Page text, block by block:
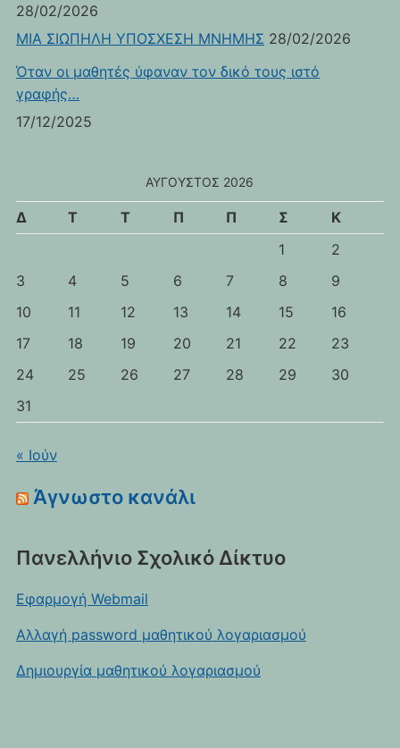
28/02/2026
ΜΙΑ ΣΙΩΠΗΛΗ ΥΠΟΣΧΕΣΗ ΜΝΗΜΗΣ 28/02/2026
Όταν οι μαθητές ύφαναν τον δικό τους ιστό
γραφής…
17/12/2025
ΑΎΓΟΥΣΤΟΣ 2026
Δ Τ Τ Π Π Σ
Κ
1
2
3
4 5 6 7 8
9
10
11 12 13 14 15
16
17
18 19 20 21 22
23
24
25 26 27 28 29
30
31
« Ιούν
Άγνωστο κανάλι
Πανελλήνιο Σχολικό Δίκτυο
Εφαρμογή Webmail
Αλλαγή password μαθητικού λογαριασμού
Δημιουργία μαθητικού λογαριασμού